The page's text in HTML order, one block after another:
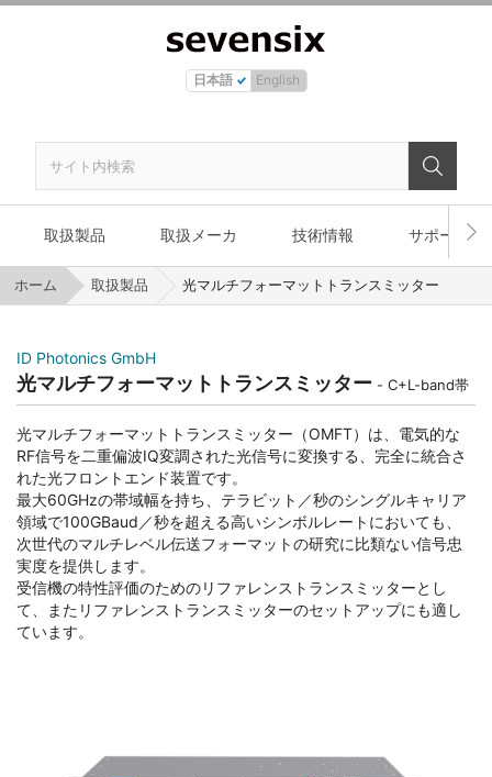
日本語 English
取扱製品 取扱メーカ 技術情報 サポート
ホーム 取扱製品 光マルチフォーマットトランスミッター
光マルチフォーマットトランスミッター C+L-band帯
ID Photonics GmbH
光マルチフォーマットトランスミッター（OMFT）は、電気的な
RF信号を二重偏波IQ変調された光信号に変換する、完全に統合さ
れた光フロントエンド装置です。
最大60GHzの帯域幅を持ち、テラビット／秒のシングルキャリア
領域で100GBaud／秒を超える高いシンボルレートにおいても、
次世代のマルチレベル伝送フォーマットの研究に比類ない信号忠
実度を提供します。
受信機の特性評価のためのリファレンストランスミッターとし
て、またリファレンストランスミッターのセットアップにも適し
ています。